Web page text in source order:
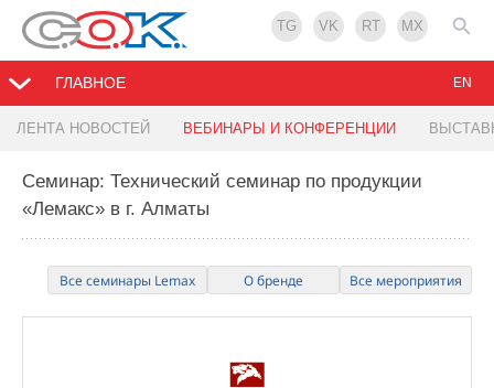
TG VK RT MX
ГЛАВНОЕ
ЛЕНТА НОВОСТЕЙ ВЕБИНАРЫ И КОНФЕРЕНЦИИ
EN
Семинар: Технический семинар по продукции
«Лемакс» в г. Алматы
Все семинары Lemax О бренде Все мероприятия